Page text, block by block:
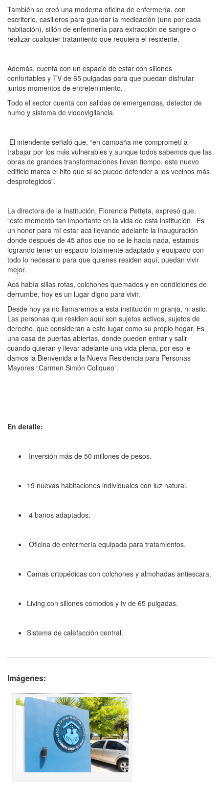
También se creó una moderna oficina de enfermería, con
escritorio, casilleros para guardar la medicación (uno por cada
habitación), sillón de enfermería para extracción de sangre o
realizar cualquier tratamiento que requiera el residente.
Además, cuenta con un espacio de estar con sillones
confortables y TV de 65 pulgadas para que puedan disfrutar
juntos momentos de entretenimiento.
Todo el sector cuenta con salidas de emergencias, detector de
humo y sistema de videovigilancia.
El intendente señaló que, “en campaña me comprometí a
trabajar por los más vulnerables y aunque todos sabemos que las
obras de grandes transformaciones llevan tiempo, este nuevo
edificio marca el hito que sí se puede defender a los vecinos más
desprotegidos”.
La directora de la Institución, Florencia Petteta, expresó que,
“este momento tan importante en la vida de esta institución. Es
un honor para mí estar acá llevando adelante la inauguración
donde después de 45 años que no se le hacía nada, estamos
logrando tener un espacio totalmente adaptado y equipado con
todo lo necesario para que quienes residen aquí, puedan vivir
mejor.
Acá había sillas rotas, colchones quemados y en condiciones de
derrumbe, hoy es un lugar digno para vivir.
Desde hoy ya no llamaremos a esta institución ni granja, ni asilo.
Las personas que residen aquí son sujetos activos, sujetos de
derecho, que consideran a este lugar como su propio hogar. Es
una casa de puertas abiertas, donde pueden entrar y salir
cuando quieran y llevar adelante una vida plena, por eso le
damos la Bienvenida a la Nueva Residencia para Personas
Mayores “Carmen Simón Coliqueo”.
En detalle:
Inversión más de 50 millones de pesos.
19 nuevas habitaciones individuales con luz natural.
4 baños adaptados.
Oficina de enfermería equipada para tratamientos.
Camas ortopédicas con colchones y almohadas antiescara.
Living con sillones cómodos y tv de 65 pulgadas.
Sistema de calefacción central.
Imágenes: